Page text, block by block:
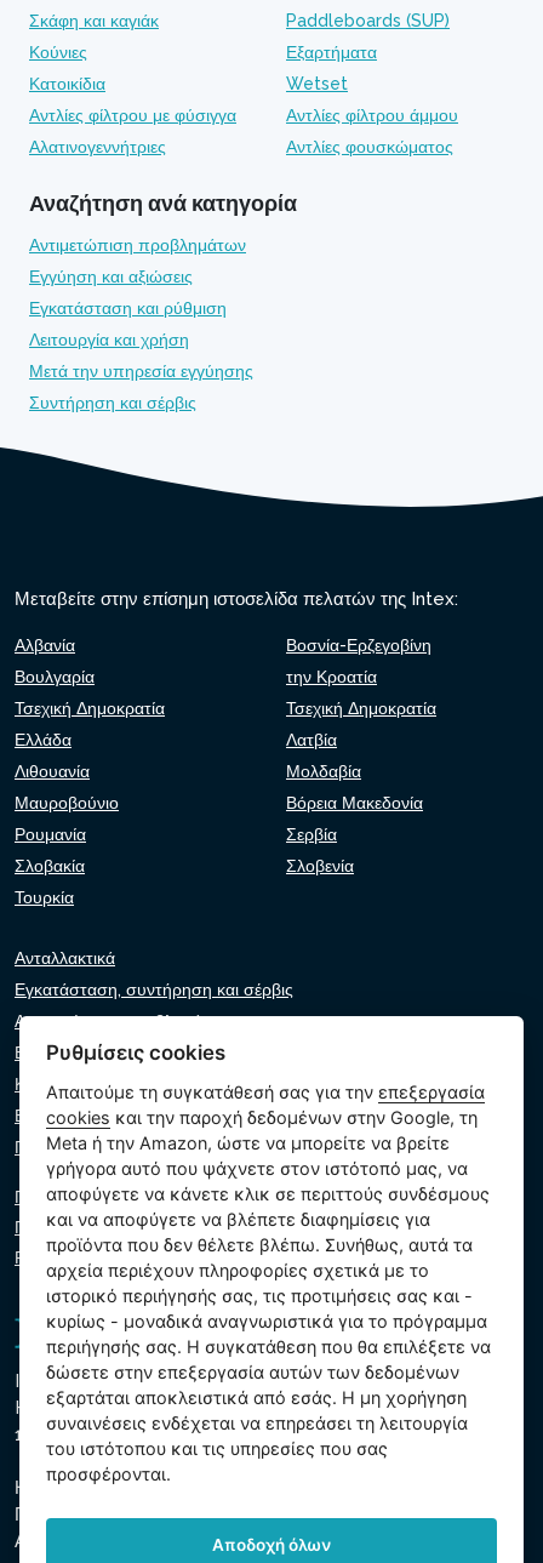
Σκάφη και καγιάκ
Paddleboards (SUP)
Κούνιες
Εξαρτήματα
Κατοικίδια
Wetset
Αντλίες φίλτρου με φύσιγγα
Αντλίες φίλτρου άμμου
Αλατινογεννήτριες
Αντλίες φουσκώματος
Αναζήτηση ανά κατηγορία
Αντιμετώπιση προβλημάτων
Εγγύηση και αξιώσεις
Εγκατάσταση και ρύθμιση
Λειτουργία και χρήση
Μετά την υπηρεσία εγγύησης
Συντήρηση και σέρβις
Μεταβείτε στην επίσημη ιστοσελίδα πελατών της Intex:
Αλβανία
Βοσνία-Ερζεγοβίνη
Βουλγαρία
την Κροατία
Τσεχική Δημοκρατία
Τσεχική Δημοκρατία
Ελλάδα
Λατβία
Λιθουανία
Μολδαβία
Μαυροβούνιο
Βόρεια Μακεδονία
Ρουμανία
Σερβία
Σλοβακία
Σλοβενία
Τουρκία
Ανταλλακτικά
Εγκατάσταση, συντήρηση και σέρβις
Αντιμετώπιση προβλημάτων
Εγγυήσεις και αξιώσεις
Κατάλογος λιανοπωλητών
Εικονικός βοηθός
Γράψτε μας
Πολιτική απορρήτου
Πολιτική cookie
Ρυθμίσεις cookies
Intex Trading, s.r.o.
Hradecká 2526/3
130 00 Πράγα 3 - Τσεχική Δημοκρατία
Η εταιρεία είναι εγγεγραμμένη στο δημοτικό δικαστήριο της
Πράγας, τμήμα Γ, ένθετο 74759
ΑΜΕ 26150808, ΑΦΜ CZ26150808
Ρυθμίσεις cookies
Απαιτούμε τη συγκατάθεσή σας για τηνεπεξεργασία
cookies και την παροχή δεδομένων στην Google, τη
Meta ή την Amazon, ώστε να μπορείτε να βρείτε
γρήγορα αυτό που ψάχνετε στον ιστότοπό μας, να
αποφύγετε να κάνετε κλικ σε περιττούς συνδέσμους
και να αποφύγετε να βλέπετε διαφημίσεις για
προϊόντα που δεν θέλετε βλέπω. Συνήθως, αυτά τα
αρχεία περιέχουν πληροφορίες σχετικά με το
ιστορικό περιήγησής σας, τις προτιμήσεις σας και -
κυρίως - μοναδικά αναγνωριστικά για το πρόγραμμα
περιήγησής σας. Η συγκατάθεση που θα επιλέξετε να
δώσετε στην επεξεργασία αυτών των δεδομένων
εξαρτάται αποκλειστικά από εσάς. Η μη χορήγηση
συναινέσεις ενδέχεται να επηρεάσει τη λειτουργία
του ιστότοπου και τις υπηρεσίες που σας
προσφέρονται.
Αποδοχή όλων